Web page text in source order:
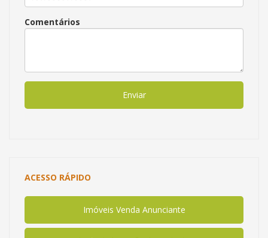
Comentários
Enviar
ACESSO RÁPIDO
Imóveis Venda Anunciante